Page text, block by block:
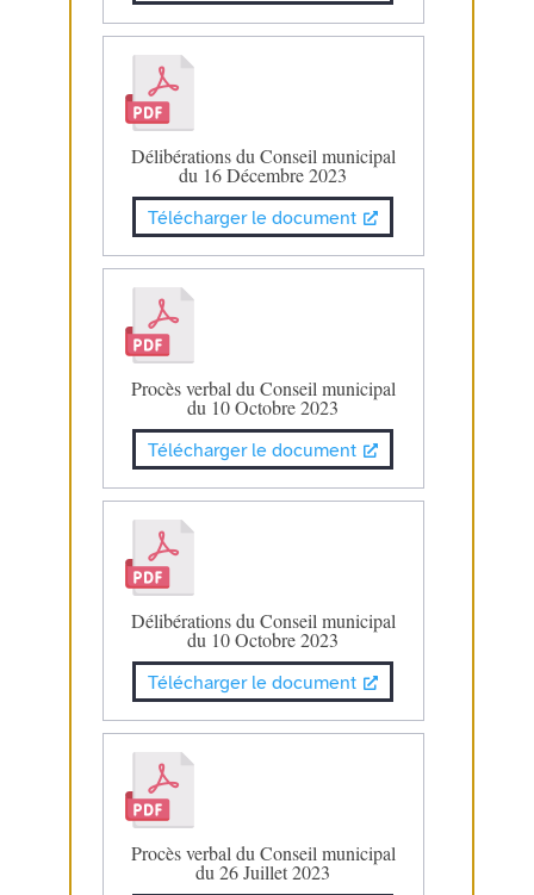
Délibérations du Conseil municipal
du 16 Décembre 2023
Télécharger le document
Procès verbal du Conseil municipal
du 10 Octobre 2023
Télécharger le document
Délibérations du Conseil municipal
du 10 Octobre 2023
Télécharger le document
Procès verbal du Conseil municipal
du 26 Juillet 2023